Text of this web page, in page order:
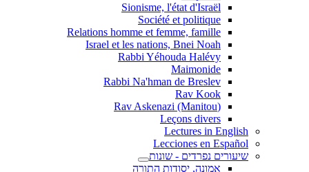
Sionisme, l'état d'Israël
Société et politique
Relations homme et femme, famille
Israel et les nations, Bnei Noah
Rabbi Yéhouda Halévy
Maimonide
Rabbi Na'hman de Breslev
Rav Kook
(Rav Askenazi (Manitou
Leçons divers
Lectures in English
Lecciones en Español
שיעורים נפרדים - שונות
אמונה, יסודות התורה